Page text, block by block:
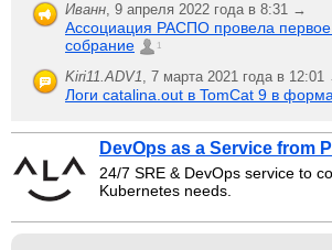
Иванн, 9 апреля 2022 года в 8:31 →
Ассоциация РАСПО провела первое
собрание
1
Kiri11.ADV1, 7 марта 2021 года в 12:01
Логи catalina.out в TomCat 9 в
DevOps as a Service from
24/7 SRE & DevOps service to
Kubernetes needs.